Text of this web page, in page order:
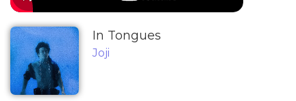
In Tongues
Joji